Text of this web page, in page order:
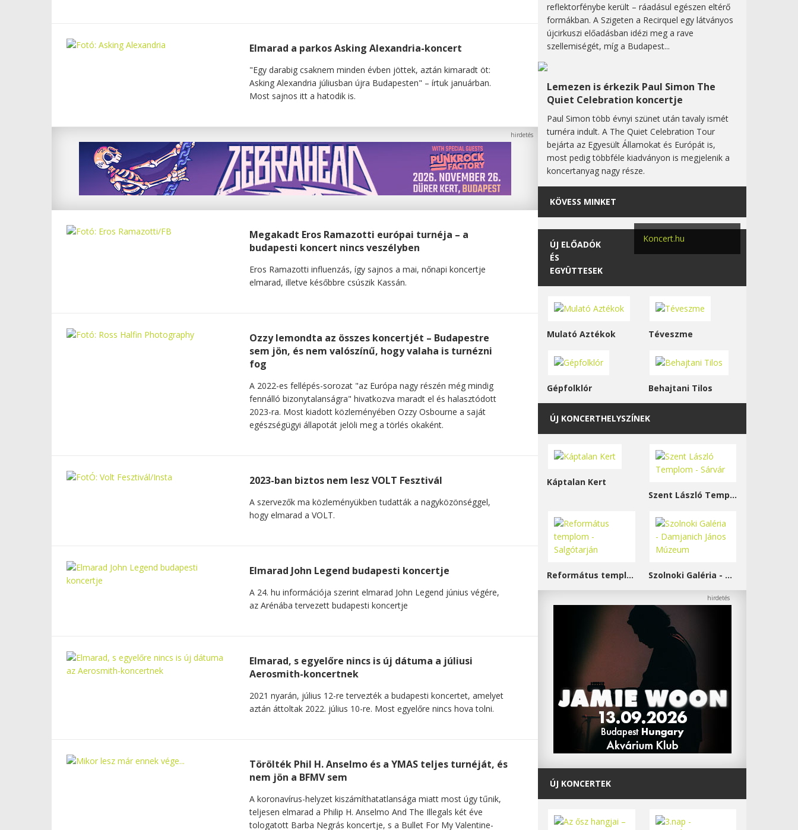
Elmarad a parkos Asking Alexandria-koncert
"Egy darabig csaknem minden évben jöttek, aztán kimaradt öt:
Asking Alexandria júliusban újra Budapesten" – írtuk januárban.
Most sajnos itt a hatodik is.
Megakadt Eros Ramazotti európai turnéja – a
budapesti koncert nincs veszélyben
Eros Ramazotti influenzás, így sajnos a mai, nőnapi koncertje
elmarad, illetve későbbre csúszik Kassán.
Ozzy lemondta az összes koncertjét – Budapestre
sem jön, és nem valószínű, hogy valaha is turnézni
fog
A 2022-es fellépés-sorozat "az Európa nagy részén még mindig
fennálló bizonytalanságra" hivatkozva maradt el és halasztódott
2023-ra. Most kiadott közleményében Ozzy Osbourne a saját
egészségügyi állapotát jelöli meg a törlés okaként.
2023-ban biztos nem lesz VOLT Fesztivál
A szervezők ma közleményükben tudatták a nagyközönséggel,
hogy elmarad a VOLT.
Elmarad John Legend budapesti koncertje
A 24. hu információja szerint elmarad John Legend június végére,
az Arénába tervezett budapesti koncertje
Elmarad, s egyelőre nincs is új dátuma a júliusi
Aerosmith-koncertnek
2021 nyarán, július 12-re tervezték a budapesti koncertet, amelyet
aztán áttoltak 2022. július 10-re. Most egyelőre nincs hova tolni.
Törölték Phil H. Anselmo és a YMAS teljes turnéját, és
nem jön a BFMV sem
A koronavírus-helyzet kiszámíthatatlansága miatt most úgy tűnik,
teljesen elmarad a Philip H. Anselmo And The Illegals két éve
tologatott Barba Negrás koncertje, s a Bullet For My Valentine-
reflektorfénybe került – ráadásul egészen eltérő
formákban. A Szigeten a Recirquel egy látványos
újcirkuszi előadásban idézi meg a rave
szellemiségét, míg a Budapest...
Lemezen is érkezik Paul Simon The
Quiet Celebration koncertje
Paul Simon több évnyi szünet után tavaly ismét
turnéra indult. A The Quiet Celebration Tour
bejárta az Egyesült Államokat és Európát is,
most pedig többféle kiadványon is megjelenik a
koncertanyag nagy része.
KÖVESS MINKET
Koncert.hu
ÚJ ELŐADÓK
ÉS
EGYÜTTESEK
Mulató Aztékok Téveszme
Gépfolklór Behajtani Tilos
ÚJ KONCERTHELYSZÍNEK
Káptalan Kert
Szent László Templom - Sárvár
Református templom - Salgótarján Szolnoki Galéria - Damjanich János Múzeum
ÚJ KONCERTEK